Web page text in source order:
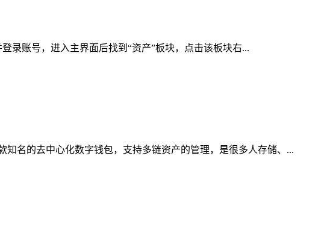
录账号，进入主界面后找到“资产”板块，点击该板块右...
名的去中心化数字钱包，支持多链资产的管理，是很多人存储、...